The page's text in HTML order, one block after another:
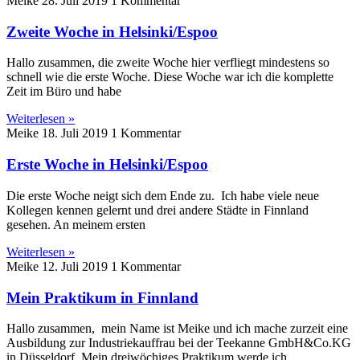
Zweite Woche in Helsinki/Espoo
Hallo zusammen, die zweite Woche hier verfliegt mindestens so
schnell wie die erste Woche. Diese Woche war ich die komplette
Zeit im Büro und habe
Weiterlesen »
Meike 18. Juli 2019 1 Kommentar
Erste Woche in Helsinki/Espoo
Die erste Woche neigt sich dem Ende zu. Ich habe viele neue
Kollegen kennen gelernt und drei andere Städte in Finnland
gesehen. An meinem ersten
Weiterlesen »
Meike 12. Juli 2019 1 Kommentar
Mein Praktikum in Finnland
Hallo zusammen, mein Name ist Meike und ich mache zurzeit eine
Ausbildung zur Industriekauffrau bei der Teekanne GmbH&Co.KG